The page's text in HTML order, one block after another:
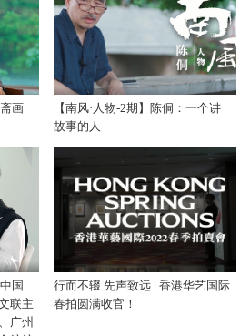
画
【南风·人物-2期】陈侗：一个讲
故事的人
国
联主
广州
行而不辍 先声致远 | 香港华艺国际
春拍圆满收官！